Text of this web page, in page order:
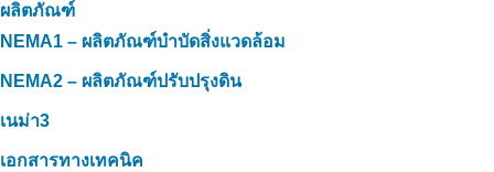
ผลิตภัณฑ์
NEMA1 – ผลิตภัณฑ์บำบัดสิ่งแวดล้อม
NEMA2 – ผลิตภัณฑ์ปรับปรุงดิน
เนม่า3
เอกสารทางเทคนิค